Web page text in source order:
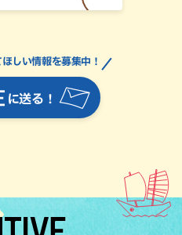
に送る！
しい情報を募集中！